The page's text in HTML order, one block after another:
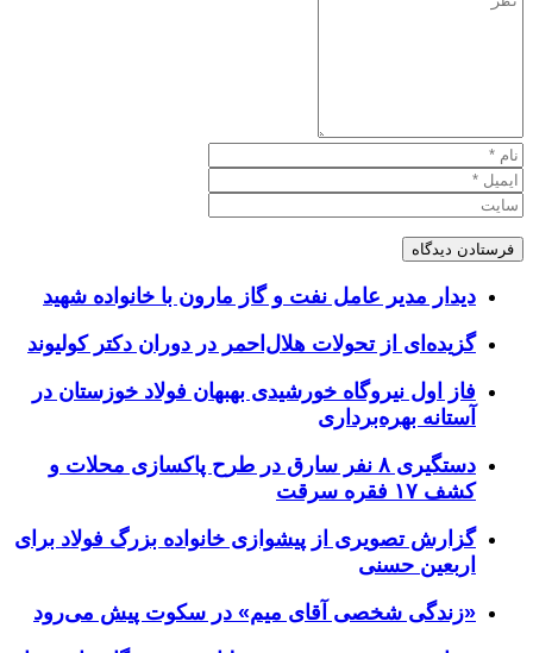
دیدار مدیر عامل نفت و گاز مارون با خانواده شهید
گزیده‌ای از تحولات هلال‌احمر در دوران دکتر کولیوند
فاز اول نیروگاه خورشیدی بهبهان فولاد خوزستان در
آستانه بهره‌برداری
دستگیری ۸ نفر سارق در طرح پاکسازی محلات و
کشف ۱۷ فقره سرقت
گزارش تصویری از پیشوازی خانواده بزرگ فولاد برای
اربعین حسنی
«زندگی شخصی آقای میم» در سکوت پیش می‌رود